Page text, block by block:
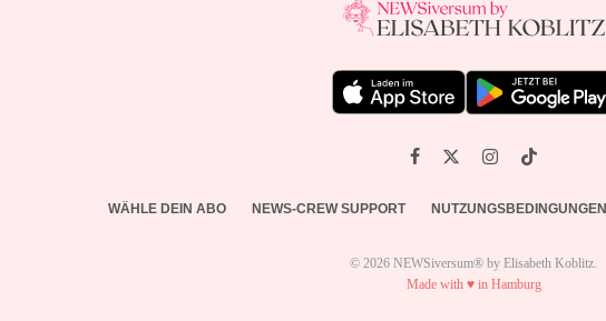
WÄHLE DEIN ABO NEWS-CREW SUPPORT NUTZUNGSBEDINGUNGEN
© 2026 NEWSiversum® by Elisabeth Koblitz.
Made with ♥ in Hamburg